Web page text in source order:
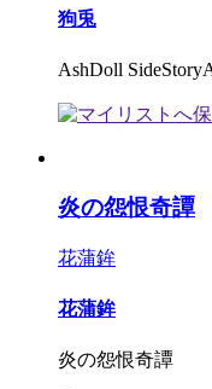
狗兎
AshDoll
炎の怨恨奇譚
花蒲鉾
花蒲鉾
炎の怨恨奇譚